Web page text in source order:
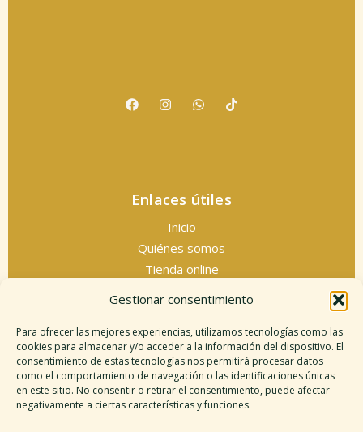
Gestionar consentimiento
Para ofrecer las mejores experiencias, utilizamos tecnologías como las
cookies para almacenar y/o acceder a la información del dispositivo. El
consentimiento de estas tecnologías nos permitirá procesar datos
como el comportamiento de navegación o las identificaciones únicas
en este sitio. No consentir o retirar el consentimiento, puede afectar
negativamente a ciertas características y funciones.
Enlaces útiles
Inicio
Quiénes somos
Tienda online
Información legal